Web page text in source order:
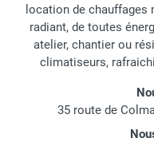
location de chauffages
radiant, de toutes
atelier, chantier ou
climatiseurs,
35 route de